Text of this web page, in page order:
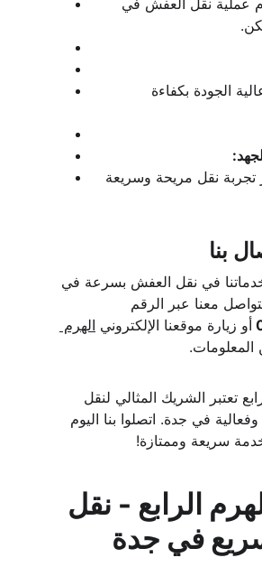
عملية نقل العفش في
الجودة بكفاءة
تجربة نقل مريحة وسريعة
بنا
في نقل العفش بسرعة في
معنا عبر الرقم
أو زيارة موقعنا الإلكتروني الهرم
المعلومات.
تعتبر الشريك المثالي لنقل
في جدة. اتصلوا بنا اليوم
سريعة وممتازة!
الرابع - نقل
في جدة